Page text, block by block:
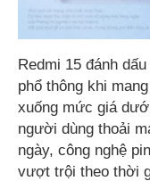
Redmi 15 đánh
phổ thông khi
xuống mức giá
người dùng thoải
ngày, công nghệ
vượt trội theo thời